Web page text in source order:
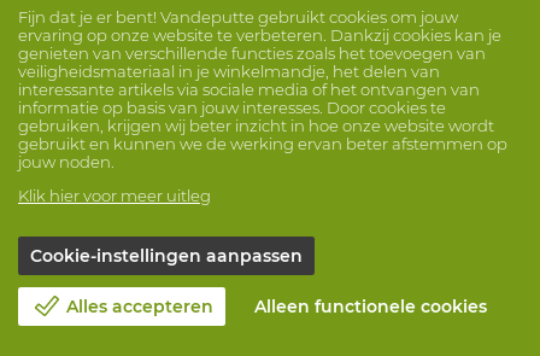
Lage Schoen Blaze Knit Low S1P HRO SRC
Merk: PUMA ProdNr. 1052703
Fijn dat je er bent! Vandeputte gebruikt cookies om jouw
ervaring op onze website te verbeteren. Dankzij cookies kan je
genieten van verschillende functies zoals het toevoegen van
veiligheidsmateriaal in je winkelmandje, het delen van
interessante artikels via sociale media of het ontvangen van
informatie op basis van jouw interesses. Door cookies te
gebruiken, krijgen wij beter inzicht in hoe onze website wordt
gebruikt en kunnen we de werking ervan beter afstemmen op
jouw noden.
Klik hier voor meer uitleg
Cookie-instellingen aanpassen
Alles accepteren Alleen functionele cookies